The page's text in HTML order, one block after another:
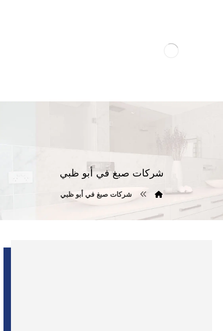
شركات صبغ في أبو ظبي
شركات صبغ في أبو ظبي